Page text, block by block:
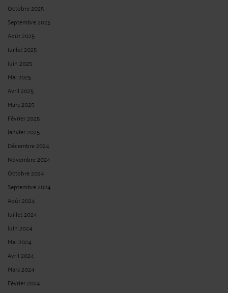
Octobre 2025
Septembre 2025
Août 2025
Juillet 2025
Juin 2025
Mai 2025
Avril 2025
Mars 2025
Février 2025
Janvier 2025
Décembre 2024
Novembre 2024
Octobre 2024
Septembre 2024
Août 2024
Juillet 2024
Juin 2024
Mai 2024
Avril 2024
Mars 2024
Février 2024